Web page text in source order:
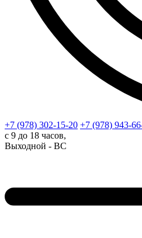
+7 (978) 302-15-20 +7 (978) 943-
с 9 до 18 часов,
Выходной - ВС